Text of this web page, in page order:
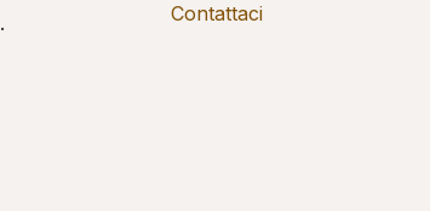
Contattaci
.